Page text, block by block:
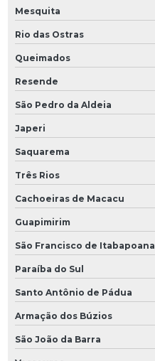
Mesquita
Rio das Ostras
Queimados
Resende
São Pedro da Aldeia
Japeri
Saquarema
Três Rios
Cachoeiras de Macacu
Guapimirim
São Francisco de Itabapoana
Paraíba do Sul
Santo Antônio de Pádua
Armação dos Búzios
São João da Barra